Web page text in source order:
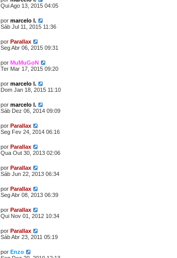
Qui Ago 13, 2015 04:05
por marcelo l.
Sáb Jul 11, 2015 11:36
por Parallax
Seg Abr 06, 2015 09:31
por MuMuGoN
Ter Mar 17, 2015 09:20
por marcelo l.
Dom Jan 18, 2015 11:10
por marcelo l.
Sáb Dez 06, 2014 09:09
por Parallax
Seg Fev 24, 2014 06:16
por Parallax
Qua Out 30, 2013 02:06
por Parallax
Sáb Jun 22, 2013 06:34
por Parallax
Seg Abr 08, 2013 06:39
por Parallax
Qui Nov 01, 2012 10:34
por Parallax
Sáb Abr 23, 2011 05:19
por Enzo